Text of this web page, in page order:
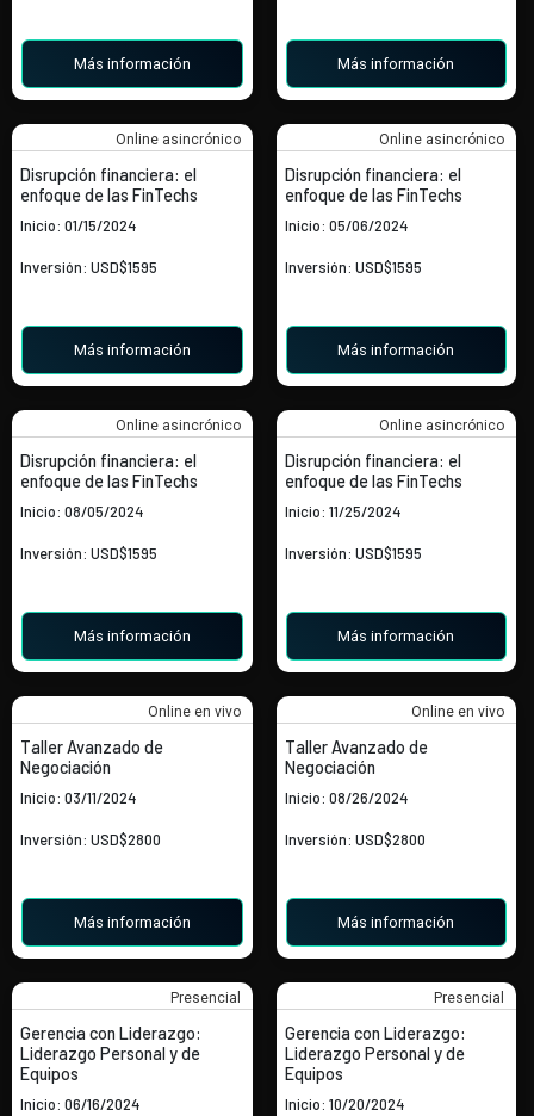
Más información Más información
Disrupción financiera: el
enfoque de las FinTechs
Inicio: 01/15/2024
Inversión: USD$1595
Online asincrónico
Más información
Disrupción financiera: el
enfoque de las FinTechs
Inicio: 05/06/2024
Inversión: USD$1595
Online asincrónico
Más información
Disrupción financiera: el
enfoque de las FinTechs
Inicio: 08/05/2024
Inversión: USD$1595
Online asincrónico
Más información
Disrupción financiera: el
enfoque de las FinTechs
Inicio: 11/25/2024
Inversión: USD$1595
Online asincrónico
Más información
Taller Avanzado de
Negociación
Inicio: 03/11/2024
Inversión: USD$2800
Online en vivo
Más información
Taller Avanzado de
Negociación
Inicio: 08/26/2024
Inversión: USD$2800
Online en vivo
Más información
Gerencia con Liderazgo:
Liderazgo Personal y de
Equipos
Inicio: 06/16/2024
Presencial
Gerencia con Liderazgo:
Liderazgo Personal y de
Equipos
Inicio: 10/20/2024
Presencial